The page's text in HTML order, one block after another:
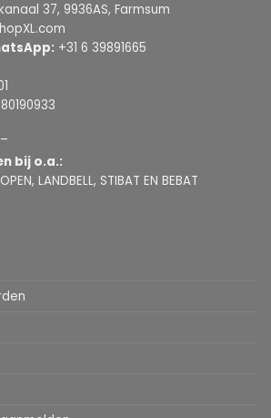
37, 9936AS, Farmsum
+31 6 39891665
bij o.a.:
LANDBELL, STIBAT EN BEBAT